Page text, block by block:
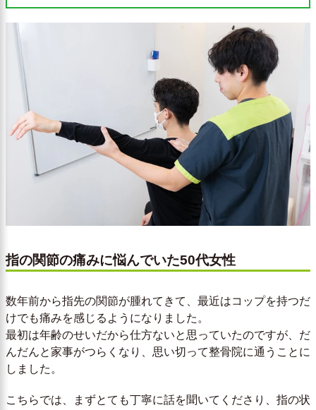
指の関節の痛みに悩んでいた50代女性
数年前から指先の関節が腫れてきて、最近はコップを持つだ
けでも痛みを感じるようになりました。
最初は年齢のせいだから仕方ないと思っていたのですが、だ
んだんと家事がつらくなり、思い切って整骨院に通うことに
しました。
こちらでは、まずとても丁寧に話を聞いてくださり、指の状